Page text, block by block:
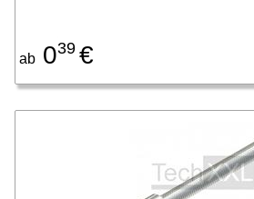
ab 039 €